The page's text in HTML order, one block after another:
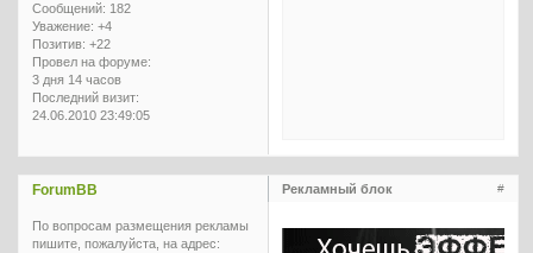
Сообщений: 182
Уважение: +4
Позитив: +22
Провел на форуме:
3 дня 14 часов
Последний визит:
24.06.2010 23:49:05
#
Рекламный блок
ForumBB
По вопросам размещения рекламы
пишите, пожалуйста, на адрес: